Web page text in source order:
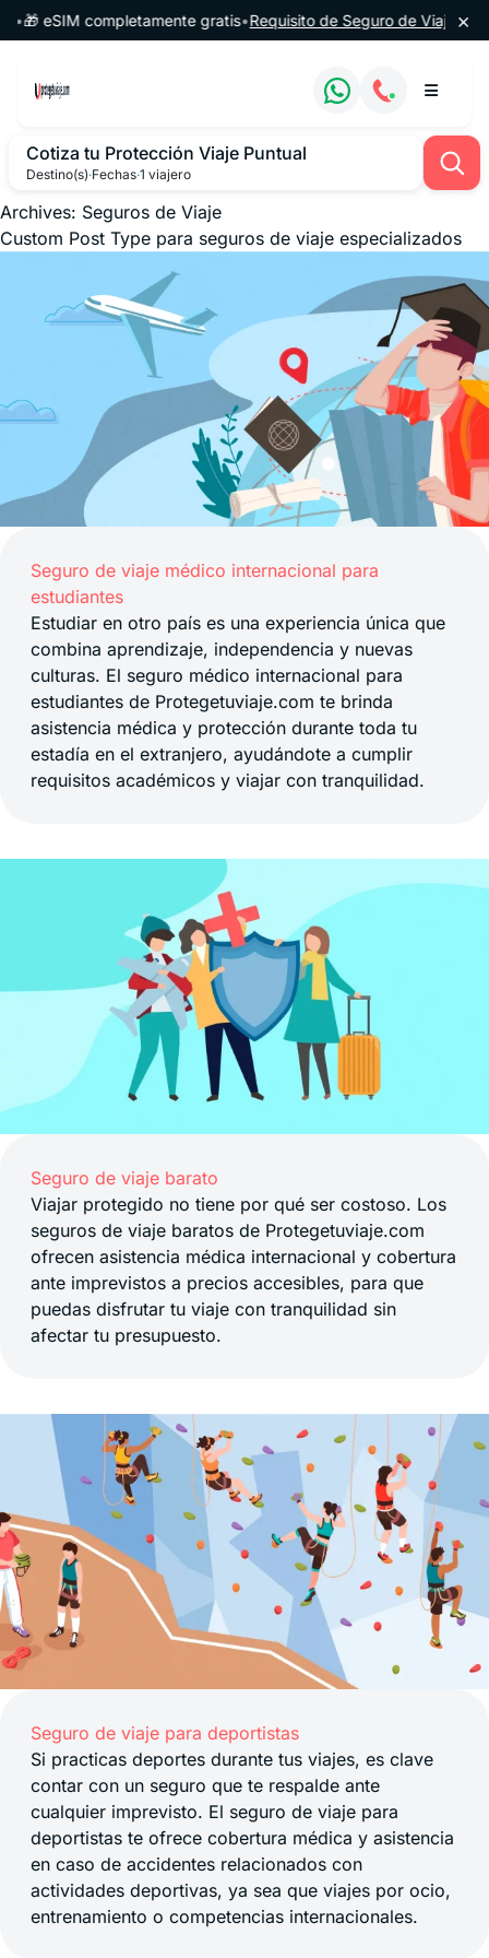
Saltar al contenido
🎁 eSIM completamente gratis•Requisito de Seguro de Viaje para
×
Cotiza tu Protección Viaje Puntual
Destino(s)·Fechas·1 viajero
Archives: Seguros de Viaje
Custom Post Type para seguros de viaje especializados
Seguro de viaje médico internacional para
estudiantes
Estudiar en otro país es una experiencia única que
combina aprendizaje, independencia y nuevas
culturas. El seguro médico internacional para
estudiantes de Protegetuviaje.com te brinda
asistencia médica y protección durante toda tu
estadía en el extranjero, ayudándote a cumplir
requisitos académicos y viajar con tranquilidad.
Seguro de viaje barato
Viajar protegido no tiene por qué ser costoso. Los
seguros de viaje baratos de Protegetuviaje.com
ofrecen asistencia médica internacional y cobertura
ante imprevistos a precios accesibles, para que
puedas disfrutar tu viaje con tranquilidad sin
afectar tu presupuesto.
Seguro de viaje para deportistas
Si practicas deportes durante tus viajes, es clave
contar con un seguro que te respalde ante
cualquier imprevisto. El seguro de viaje para
deportistas te ofrece cobertura médica y asistencia
en caso de accidentes relacionados con
actividades deportivas, ya sea que viajes por ocio,
entrenamiento o competencias internacionales.